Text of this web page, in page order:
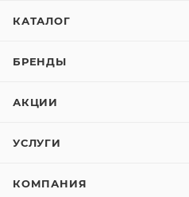
КАТАЛОГ
БРЕНДЫ
АКЦИИ
УСЛУГИ
КОМПАНИЯ